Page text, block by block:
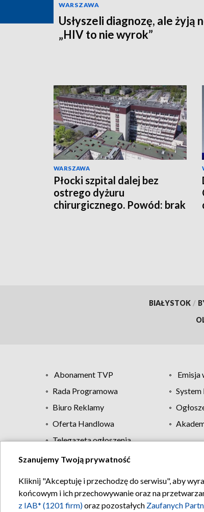
WARSZAWA
Usłyszeli diagnozę, ale żyją
„HIV to nie wyrok”
WARSZAWA
Płocki szpital dalej bez
ostrego dyżuru
chirurgicznego. Powód: brak
BIAŁYSTOK /
Abonament TVP Emisja
Rada Programowa
System
Biuro Reklamy
Oferta Handlowa
Telegazeta ogłoszenia
Regulamin
Szanujemy Twoją prywatność
Kliknij "Akceptuję i przechodzę do serwisu", aby
końcowym i ich przechowywanie oraz na
z IAB* (1201 firm)oraz pozostałych Zaufanych